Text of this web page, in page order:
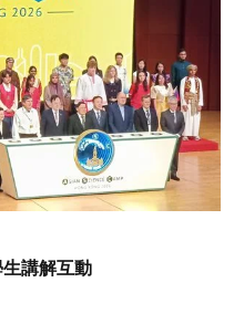
講解互動